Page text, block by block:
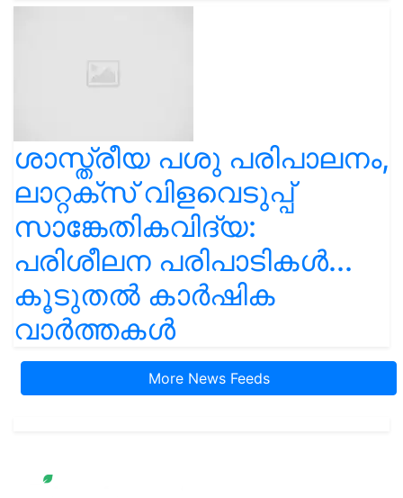
ശാസ്ത്രീയ പശു പരിപാലനം,
ലാറ്റക്സ് വിളവെടുപ്പ്
സാങ്കേതികവിദ്യ:
പരിശീലന പരിപാടികൾ...
കൂടുതൽ കാർഷിക
വാർത്തകൾ
More News Feeds